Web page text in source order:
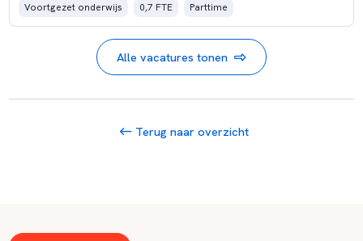
Voortgezet onderwijs 0,7 FTE Parttime
Alle vacatures tonen
Terug naar overzicht